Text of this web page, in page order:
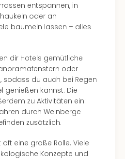
entspannen, in
oder an
baumeln lassen – alles
dir Hotels gemütliche
oder
sodass du auch bei Regen
genießen kannst. Die
zu Aktivitäten ein:
durch Weinberge
zusätzlich.
eine große Rolle. Viele
Konzepte und